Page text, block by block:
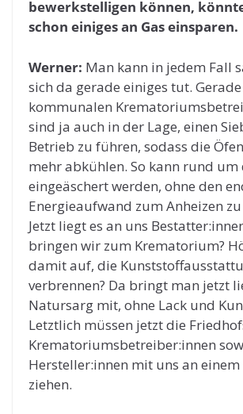
bewerkstelligen können,
schon einiges an Gas einsparen.
Werner: Man kann in jedem Fall
sich da gerade einiges tut.
kommunalen
sind ja auch in der Lage, einen
Betrieb zu führen, sodass die
mehr abkühlen. So kann rund um
eingeäschert werden, ohne den
Energieaufwand zum Anheizen
Jetzt liegt es an uns
bringen wir zum Krematorium?
damit auf, die
verbrennen? Da bringt man jetzt
Natursarg mit, ohne Lack und
Letztlich müssen jetzt die
Krematoriumsbetreiber:innen
Hersteller:innen mit uns an einem
ziehen.